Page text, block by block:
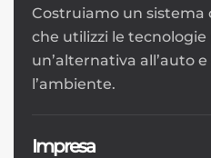
Costruiamo un
che utilizzi le tecnologie
un’alternativa all’auto
l’ambiente.
Impresa